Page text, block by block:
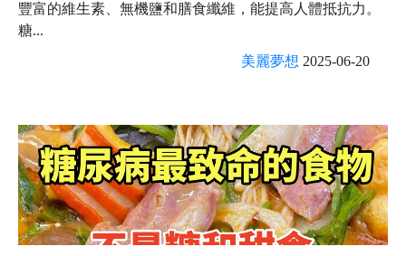
豐富的維生素、無機鹽和膳食纖維，能提高人體抵抗力。
糖...
美麗夢想 2025-06-20